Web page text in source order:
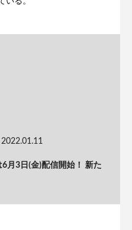
2022.01.11
月3日(金)配信開始！ 新た